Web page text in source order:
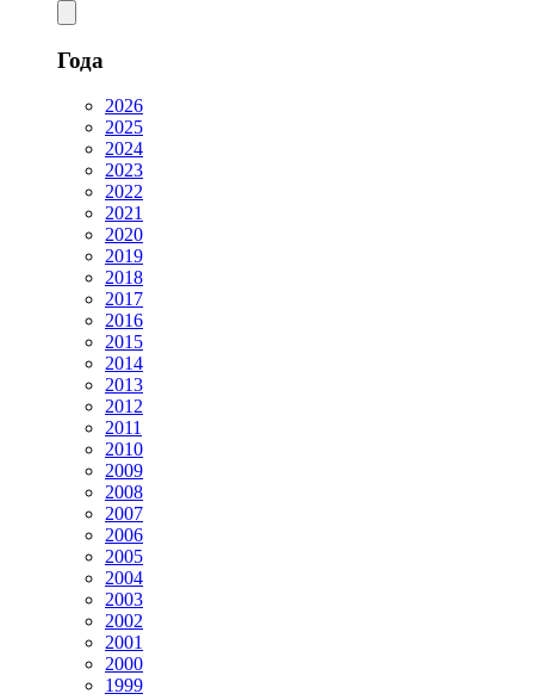
Года
2026
2025
2024
2023
2022
2021
2020
2019
2018
2017
2016
2015
2014
2013
2012
2011
2010
2009
2008
2007
2006
2005
2004
2003
2002
2001
2000
1999